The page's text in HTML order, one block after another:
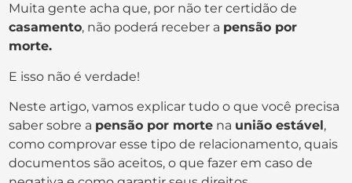
Muita gente acha que, por não ter certidão de
casamento, não poderá receber a pensão por
morte.
E isso não é verdade!
Neste artigo, vamos explicar tudo o que você precisa
saber sobre a pensão por morte na união estável,
como comprovar esse tipo de relacionamento, quais
documentos são aceitos, o que fazer em caso de